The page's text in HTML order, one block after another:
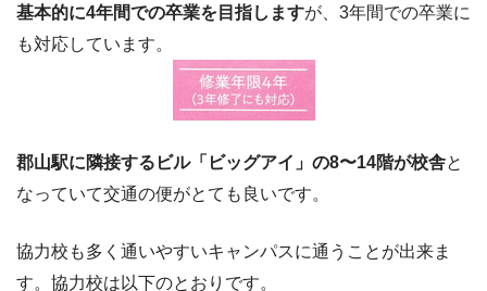
基本的に4年間での卒業を目指しますが、3年間での卒業に
も対応しています。
郡山駅に隣接するビル「ビッグアイ」の8〜14階が校舎と
なっていて交通の便がとても良いです。
協力校も多く通いやすいキャンパスに通うことが出来ま
す。協力校は以下のとおりです。